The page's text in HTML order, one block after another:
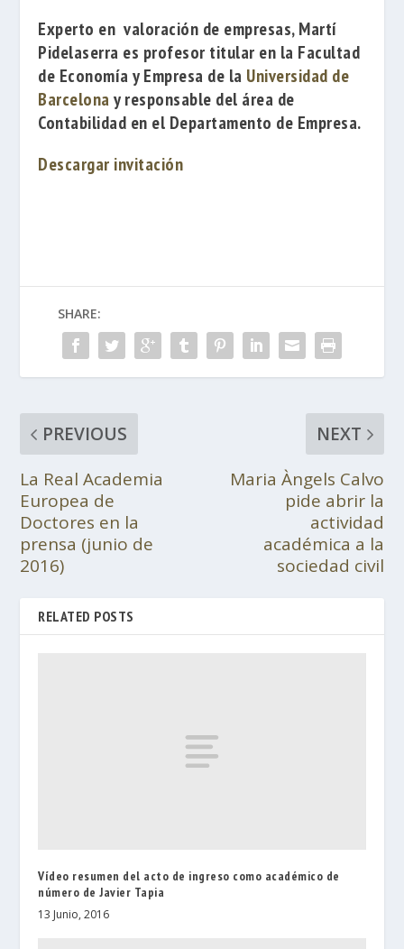
Experto en valoración de empresas, Martí
Pidelaserra es profesor titular en la Facultad
de Economía y Empresa de la Universidad de
Barcelonay responsable del área de
Contabilidad en el Departamento de Empresa.
Descargar invitación
SHARE:
PREVIOUS
La Real Academia
Europea de
Doctores en la
prensa (junio de
2016)
NEXT
Maria Àngels Calvo
pide abrir la
actividad
académica a la
sociedad civil
RELATED POSTS
Vídeo resumen del acto de ingreso como académico de
número de Javier Tapia
13 Junio, 2016